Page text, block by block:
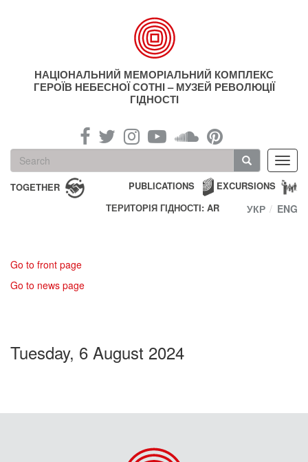
НАЦІОНАЛЬНИЙ МЕМОРІАЛЬНИЙ КОМПЛЕКС
ГЕРОЇВ НЕБЕСНОЇ СОТНІ – МУЗЕЙ РЕВОЛЮЦІЇ
ГІДНОСТІ
Search
form
Search
TOGETHER EXCURSIONS
PUBLICATIONS
ТЕРИТОРІЯ ГІДНОСТІ: AR
УКР ENG
Go to front page
Go to news page
Tuesday, 6 August 2024